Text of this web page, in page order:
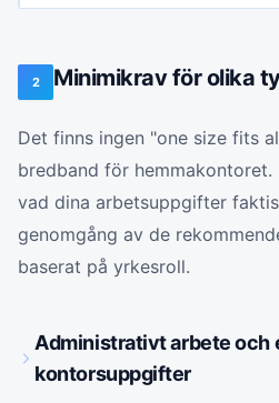
2 Minimikrav för olika
Det finns ingen "one size fits
bredband för
vad dina arbetsuppgifter
genomgång av de
baserat på yrkesroll.
Administrativt arbete och
kontorsuppgifter